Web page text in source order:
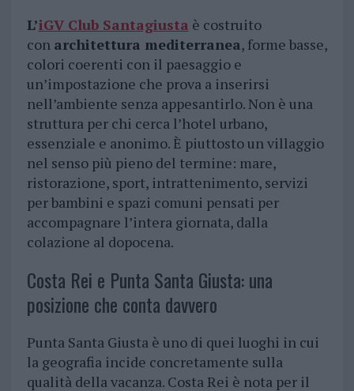
L’iGV Club Santagiusta è costruito
con architettura mediterranea, forme basse,
colori coerenti con il paesaggio e
un’impostazione che prova a inserirsi
nell’ambiente senza appesantirlo. Non è una
struttura per chi cerca l’hotel urbano,
essenziale e anonimo. È piuttosto un villaggio
nel senso più pieno del termine: mare,
ristorazione, sport, intrattenimento, servizi
per bambini e spazi comuni pensati per
accompagnare l’intera giornata, dalla
colazione al dopocena.
Costa Rei e Punta Santa Giusta: una
posizione che conta davvero
Punta Santa Giusta è uno di quei luoghi in cui
la geografia incide concretamente sulla
qualità della vacanza. Costa Rei è nota per il